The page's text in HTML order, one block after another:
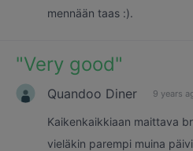
mennään taas :).
"Very good"
Quandoo Diner 9 years
Kaikenkaikkiaan maittava
vieläkin parempi muina